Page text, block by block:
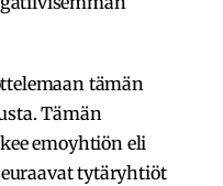
tämän
Tämän
emoyhtiön eli
tytäryhtiöt